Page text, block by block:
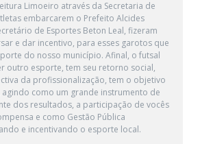
Limoeiro através da Secretaria de
embarcarem o Prefeito Alcides
de Esportes Beton Leal, fizeram
e dar incentivo, para esses garotos que
do nosso município. Afinal, o futsal
outro esporte, tem seu retorno social,
da profissionalização, tem o objetivo
como um grande instrumento de
dos resultados, a participação de vocês
e como Gestão Pública
e incentivando o esporte local.